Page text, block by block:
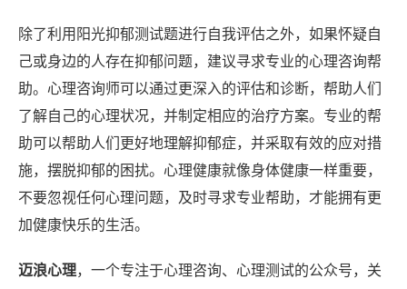
除了利用阳光抑郁测试题进行自我评估之外，如果怀疑自
己或身边的人存在抑郁问题，建议寻求专业的心理咨询帮
助。心理咨询师可以通过更深入的评估和诊断，帮助人们
了解自己的心理状况，并制定相应的治疗方案。专业的帮
助可以帮助人们更好地理解抑郁症，并采取有效的应对措
施，摆脱抑郁的困扰。心理健康就像身体健康一样重要，
不要忽视任何心理问题，及时寻求专业帮助，才能拥有更
加健康快乐的生活。
迈浪心理，一个专注于心理咨询、心理测试的公众号，关